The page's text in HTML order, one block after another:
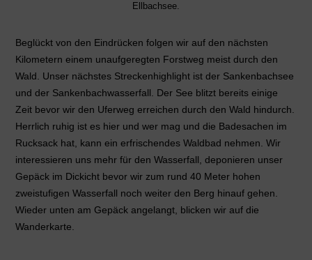
Ellbachsee.
Beglückt von den Eindrücken folgen wir auf den nächsten
Kilometern einem unaufgeregten Forstweg meist durch den
Wald. Unser nächstes Streckenhighlight ist der Sankenbachsee
und der Sankenbachwasserfall. Der See blitzt bereits einige
Zeit bevor wir den Uferweg erreichen durch den Wald hindurch.
Herrlich ruhig ist es hier und wer mag und die Badesachen im
Rucksack hat, kann ein erfrischendes Waldbad nehmen. Wir
interessieren uns mehr für den Wasserfall, deponieren unser
Gepäck im Dickicht bevor wir zum rund 40 Meter hohen
zweistufigen Wasserfall noch weiter den Berg hinauf gehen.
Wieder unten am Gepäck angelangt, blicken wir auf die
Wanderkarte.